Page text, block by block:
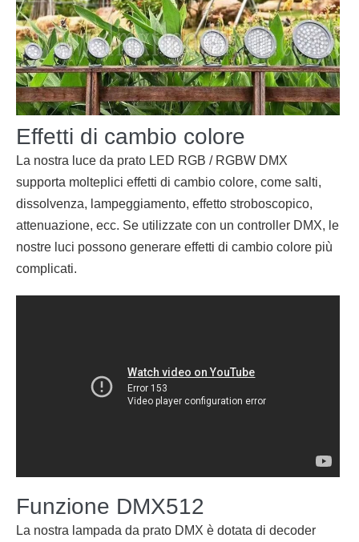
Effetti di cambio colore
La nostra luce da prato LED RGB / RGBW DMX
supporta molteplici effetti di cambio colore, come salti,
dissolvenza, lampeggiamento, effetto stroboscopico,
attenuazione, ecc. Se utilizzate con un controller DMX, le
nostre luci possono generare effetti di cambio colore più
complicati.
Funzione DMX512
La nostra lampada da prato DMX è dotata di decoder